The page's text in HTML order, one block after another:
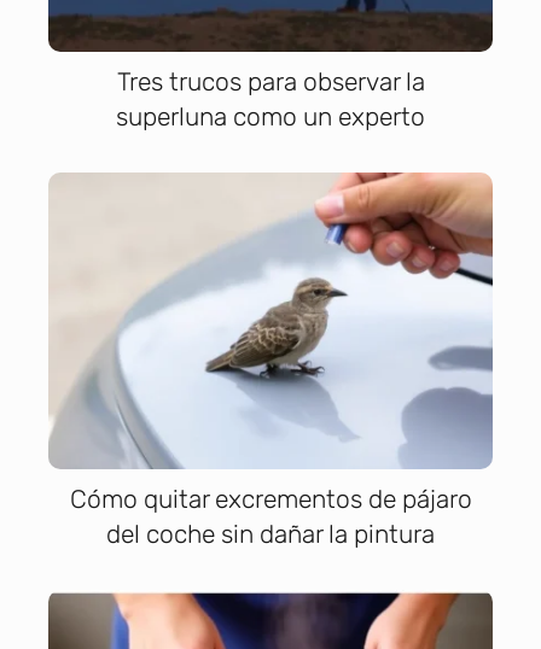
Tres trucos para observar la
superluna como un experto
Cómo quitar excrementos de pájaro
del coche sin dañar la pintura